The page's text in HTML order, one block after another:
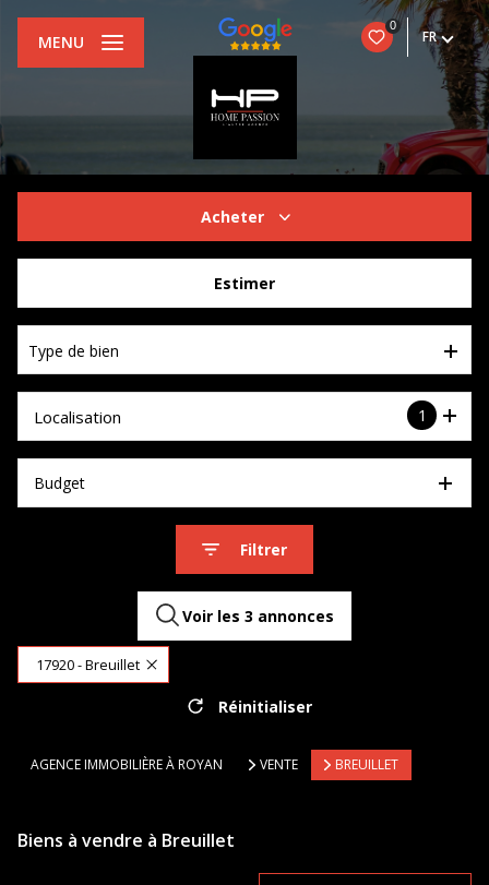
0
FR
MENU
Acheter
Estimer
Type de bien
1
Localisation
Budget
Filtrer
Voir les 3 annonces
17920 - Breuillet
Réinitialiser
AGENCE IMMOBILIÈRE À ROYAN VENTE BREUILLET
Biens à vendre à Breuillet